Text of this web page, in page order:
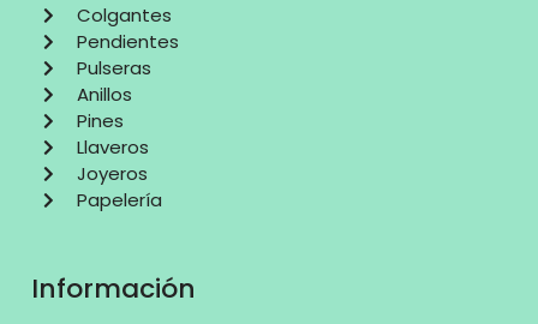
Colgantes
Pendientes
Pulseras
Anillos
Pines
Llaveros
Joyeros
Papelería
Información